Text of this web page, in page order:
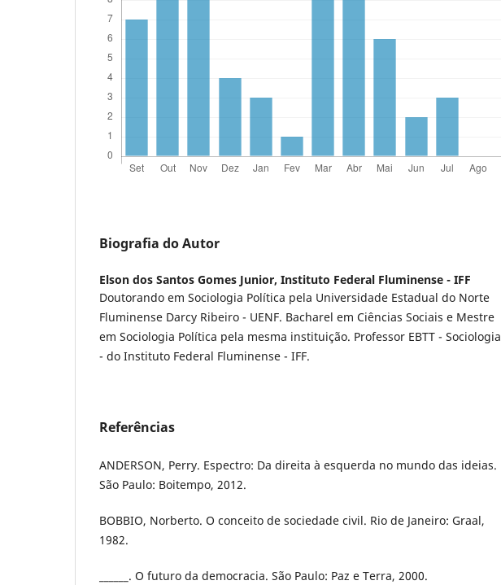
Biografia do Autor
Elson dos Santos Gomes Junior, Instituto Federal Fluminense - IFF
Doutorando em Sociologia Política pela Universidade Estadual do Norte
Fluminense Darcy Ribeiro - UENF. Bacharel em Ciências Sociais e Mestre
em Sociologia Política pela mesma instituição. Professor EBTT - Sociologia
- do Instituto Federal Fluminense - IFF.
Referências
ANDERSON, Perry. Espectro: Da direita à esquerda no mundo das ideias.
São Paulo: Boitempo, 2012.
BOBBIO, Norberto. O conceito de sociedade civil. Rio de Janeiro: Graal,
1982.
______. O futuro da democracia. São Paulo: Paz e Terra, 2000.